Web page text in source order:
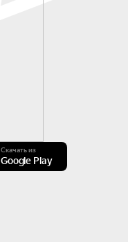
Скачать из
Google Play